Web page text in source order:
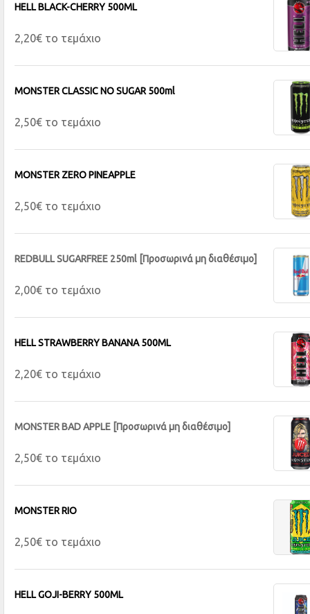
HELL BLACK-CHERRY 500ML
2,20€ το τεμάχιο
MONSTER CLASSIC NO SUGAR 500ml
2,50€ το τεμάχιο
MONSTER ZERO PINEAPPLE
2,50€ το τεμάχιο
REDBULL SUGARFREE 250ml [Προσωρινά μη διαθέσιμο]
2,00€ το τεμάχιο
HELL STRAWBERRY BANANA 500ML
2,20€ το τεμάχιο
MONSTER BAD APPLE [Προσωρινά μη διαθέσιμο]
2,50€ το τεμάχιο
MONSTER RIO
2,50€ το τεμάχιο
HELL GOJI-BERRY 500ML